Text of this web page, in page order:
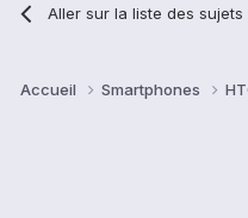
Aller sur la liste des sujets
Accueil Smartphones